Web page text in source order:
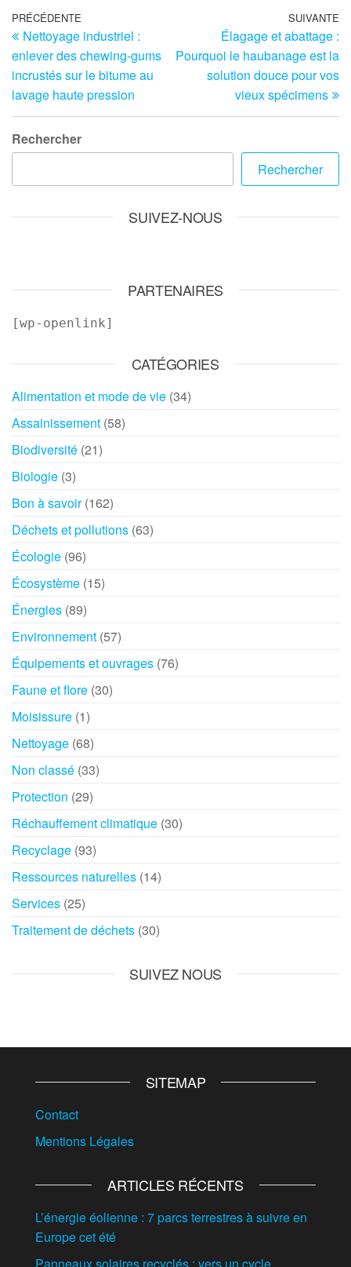
Navigation
de
l’article
Article
précédent
PRÉCÉDENTE
Nettoyage industriel :
enlever des chewing-gums
incrustés sur le bitume au
lavage haute pression
SUIVANTE
Élagage et abattage :
Pourquoi le haubanage est la
solution douce pour vos
vieux spécimens
Rechercher
Rechercher
SUIVEZ-NOUS
PARTENAIRES
[wp-openlink]
CATÉGORIES
Alimentation et mode de vie (34)
Assainissement (58)
Biodiversité (21)
Biologie (3)
Bon à savoir(162)
Déchets et pollutions (63)
Écologie (96)
Écosystème (15)
Énergies (89)
Environnement (57)
Équipements et ouvrages (76)
Faune et flore (30)
Moisissure (1)
Nettoyage (68)
Non classé (33)
Protection (29)
Réchauffement climatique (30)
Recyclage (93)
Ressources naturelles (14)
Services (25)
Traitement de déchets (30)
SUIVEZ NOUS
SITEMAP
Contact
Mentions Légales
ARTICLES RÉCENTS
L’énergie éolienne : 7 parcs terrestres à suivre en
Europe cet été